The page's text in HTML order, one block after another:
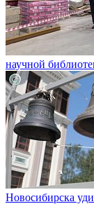
научной
Новосибирска